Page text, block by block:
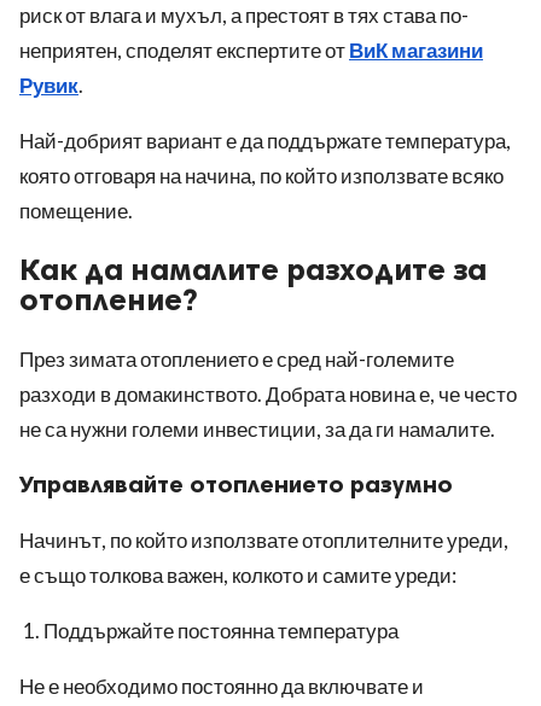
риск от влага и мухъл, а престоят в тях става по-
неприятен, споделят експертите отВиК магазини
Рувик.
Най-добрият вариант е да поддържате температура,
която отговаря на начина, по който използвате всяко
помещение.
Как да намалите разходите за
отопление?
През зимата отоплението е сред най-големите
разходи в домакинството. Добрата новина е, че често
не са нужни големи инвестиции, за да ги намалите.
Управлявайте отоплението разумно
Начинът, по който използвате отоплителните уреди,
е също толкова важен, колкото и самите уреди:
Поддържайте постоянна температура
Не е необходимо постоянно да включвате и